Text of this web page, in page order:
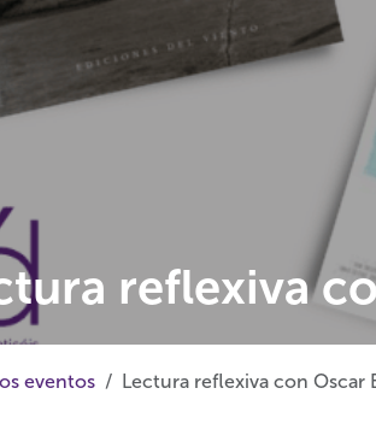
reflexiva
eventos Lectura reflexiva con Oscar